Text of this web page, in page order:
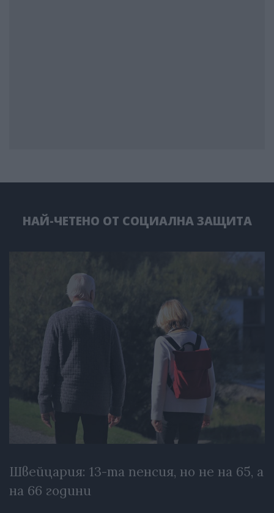
НАЙ-ЧЕТЕНО ОТ СОЦИАЛНА ЗАЩИТА
Швейцария: 13-та пенсия, но не на 65, а
на 66 години